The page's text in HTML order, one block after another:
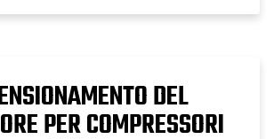
DEL
PER COMPRESSORI